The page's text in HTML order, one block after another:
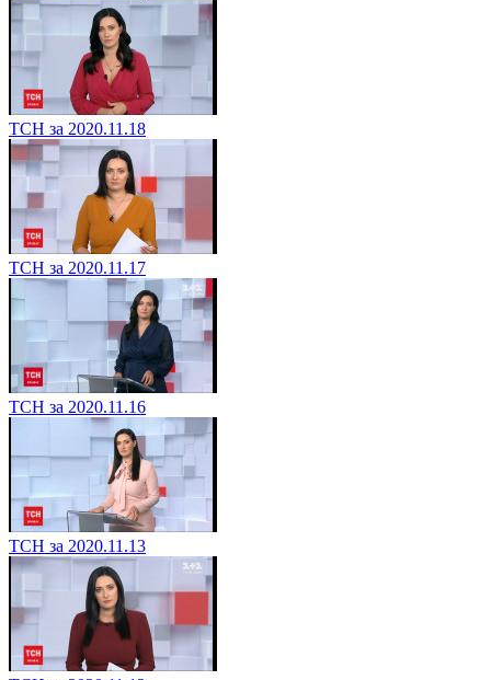
ТСН за 2020.11.18
ТСН за 2020.11.17
ТСН за 2020.11.16
ТСН за 2020.11.13